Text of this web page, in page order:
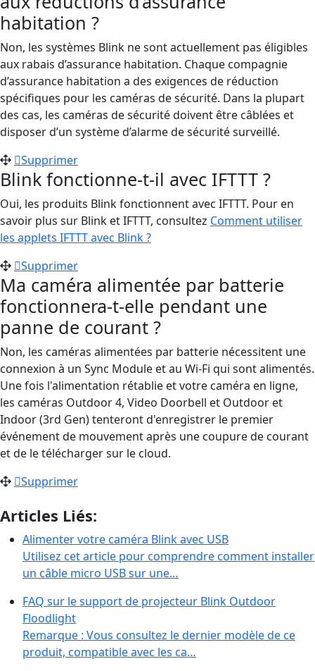
habitation ?
Non, les systèmes Blink ne sont actuellement pas éligibles
aux rabais d’assurance habitation. Chaque compagnie
d’assurance habitation a des exigences de réduction
spécifiques pour les caméras de sécurité. Dans la plupart
des cas, les caméras de sécurité doivent être câblées et
disposer d’un système d’alarme de sécurité surveillé.
Supprimer
Blink fonctionne-t-il avec IFTTT ?
Oui, les produits Blink fonctionnent avec IFTTT. Pour en
savoir plus sur Blink et IFTTT, consultez Comment utiliser
les applets IFTTT avec Blink ?
Supprimer
Ma caméra alimentée par batterie
fonctionnera-t-elle pendant une
panne de courant ?
Non, les caméras alimentées par batterie nécessitent une
connexion à un Sync Module et au Wi-Fi qui sont alimentés.
Une fois l'alimentation rétablie et votre caméra en ligne,
les caméras Outdoor 4, Video Doorbell et Outdoor et
Indoor (3rd Gen) tenteront d'enregistrer le premier
événement de mouvement après une coupure de courant
et de le télécharger sur le cloud.
Supprimer
Articles Liés:
Alimenter votre caméra Blink avec USB
Utilisez cet article pour comprendre comment installer
un câble micro USB sur une…
FAQ sur le support de projecteur Blink Outdoor
Floodlight
Remarque : Vous consultez le dernier modèle de ce
produit, compatible avec les ca…